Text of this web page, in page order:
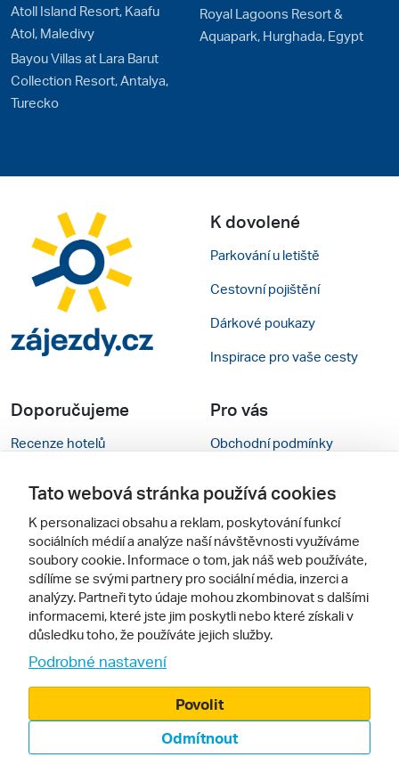
Atoll Island Resort, Kaafu
Atol, Maledivy
Bayou Villas at Lara Barut
Collection Resort, Antalya,
Turecko
Royal Lagoons Resort &
Aquapark, Hurghada, Egypt
K dovolené
Parkování u letiště
Cestovní pojištění
Dárkové poukazy
Inspirace pro vaše cesty
Doporučujeme
Recenze hotelů
Zájazdy.sk
Pro vás
Obchodní podmínky
Verze webu pro PC
Sledujte nás
© 2000 - 2026, Zájezdy.cz
Tato webová stránka používá cookies
K personalizaci obsahu a reklam, poskytování funkcí
sociálních médií a analýze naší návštěvnosti využíváme
soubory cookie. Informace o tom, jak náš web používáte,
sdílíme se svými partnery pro sociální média, inzerci a
analýzy. Partneři tyto údaje mohou zkombinovat s dalšími
informacemi, které jste jim poskytli nebo které získali v
důsledku toho, že používáte jejich služby.
Podrobné nastavení
Odmítnout
Povolit